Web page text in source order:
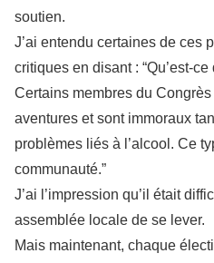
soutien.
J’ai entendu certaines de ces
critiques en disant : “Qu’est-
Certains membres du
aventures et sont immoraux
problèmes liés à l’alcool. Ce
communauté.”
J’ai l’impression qu’il était
assemblée locale de se lever.
Mais maintenant, chaque